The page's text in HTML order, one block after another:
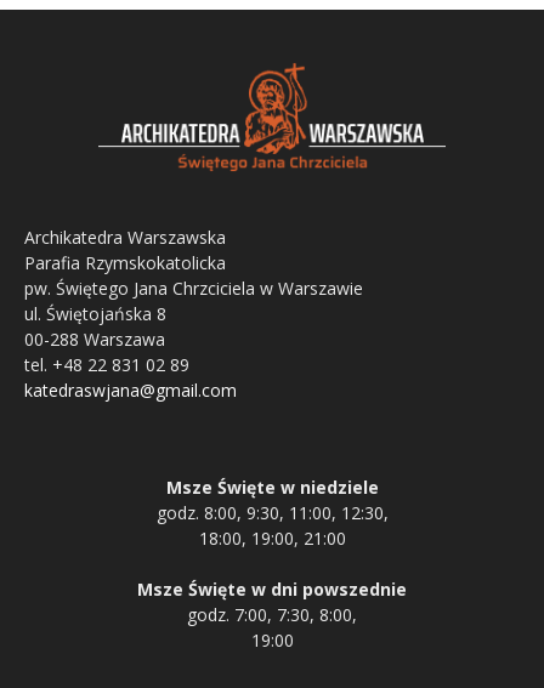
Archikatedra Warszawska
Parafia Rzymskokatolicka
pw. Świętego Jana Chrzciciela w Warszawie
ul. Świętojańska 8
00-288 Warszawa
tel. +48 22 831 02 89
katedraswjana@gmail.com
Msze Święte w niedziele
godz. 8:00, 9:30, 11:00, 12:30,
18:00, 19:00, 21:00
Msze Święte w dni powszednie
godz. 7:00, 7:30, 8:00,
19:00